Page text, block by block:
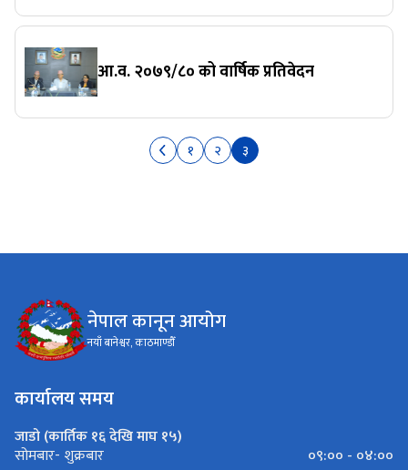
आ.व. २०७९/८० को वार्षिक प्रतिवेदन
१ २ ३
नेपाल कानून आयोग
नयाँ बानेश्वर, काठमाण्डौँ
कार्यालय समय
जाडो (कार्तिक १६ देखि माघ १५)
सोमबार- शुक्रबार
०९:०० - ०४:००